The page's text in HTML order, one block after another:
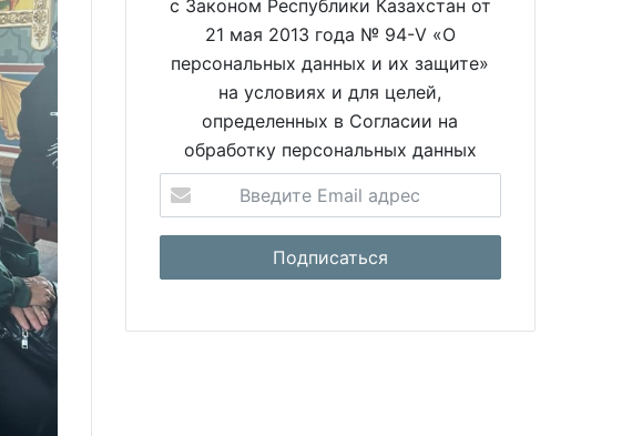
с Законом Республики Казахстан от
21 мая 2013 года № 94-V «О
персональных данных и их защите»
на условиях и для целей,
определенных в Согласии на
обработку персональных данных